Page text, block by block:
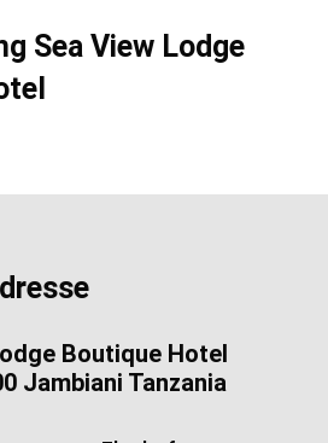
Sea View Lodge
Boutique Hotel
Jambiani Tanzania